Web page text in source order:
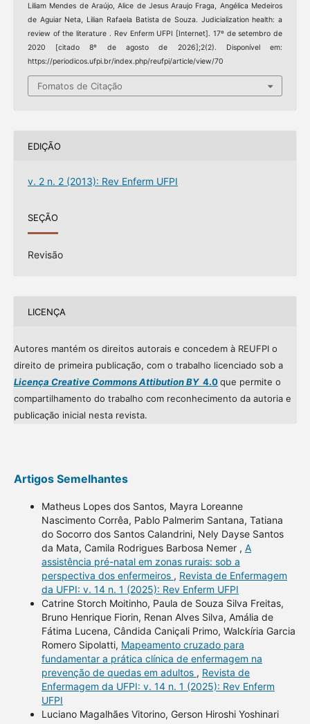
Liliam Mendes de Araújo, Alice de Jesus Araujo Fraga, Angélica Medeiros
de Aguiar Neta, Lilian Rafaela Batista de Souza. Judicialization health: a
review of the literature . Rev Enferm UFPI [Internet]. 17º de setembro de
2020 [citado 8º de agosto de 2026];2(2). Disponível em:
https://periodicos.ufpi.br/index.php/reufpi/article/view/70
Fomatos de Citação
EDIÇÃO
v. 2 n. 2 (2013): Rev Enferm UFPI
SEÇÃO
Revisão
LICENÇA
Autores mantém os direitos autorais e concedem à REUFPI o
direito de primeira publicação, com o trabalho licenciado sob a
Licença Creative Commons Attibution BY4.0que permite o
compartilhamento do trabalho com reconhecimento da autoria e
publicação inicial nesta revista.
Artigos Semelhantes
Matheus Lopes dos Santos, Mayra Loreanne
Nascimento Corrêa, Pablo Palmerim Santana, Tatiana
do Socorro dos Santos Calandrini, Nely Dayse Santos
da Mata, Camila Rodrigues Barbosa Nemer , A
assistência pré-natal em zonas rurais: sob a
perspectiva dos enfermeiros , Revista de Enfermagem
da UFPI: v. 14 n. 1 (2025): Rev Enferm UFPI
Catrine Storch Moitinho, Paula de Souza Silva Freitas,
Bruno Henrique Fiorin, Renan Alves Silva, Amália de
Fátima Lucena, Cândida Caniçali Primo, Walckíria Garcia
Romero Sipolatti, Mapeamento cruzado para
fundamentar a prática clínica de enfermagem na
prevenção de quedas em adultos , Revista de
Enfermagem da UFPI: v. 14 n. 1 (2025): Rev Enferm
UFPI
Luciano Magalhães Vitorino, Gerson Hiroshi Yoshinari